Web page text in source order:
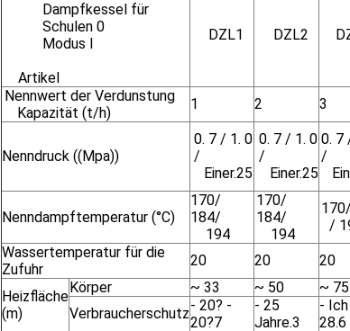
Modus I
Artikel
DZL1 DZL2
Nennwert der Verdunstung
Kapazität (t/h)
1 2 3
Nenndruck ((Mpa))
0. 7 / 1. 0
/
Einer.25
0. 7 / 1. 0
/
Einer.25
0. 7
/
Nenndampftemperatur (°C)
170/
184/
194
170/
184/
194
/
Wassertemperatur für die
Zufuhr
20 20 20
Heizfläche
(m)
Körper ~ 33 ~ 50 ~ 75
Verbraucherschutz- 20? -
20?7
- 25
Jahre.3
-
28.6